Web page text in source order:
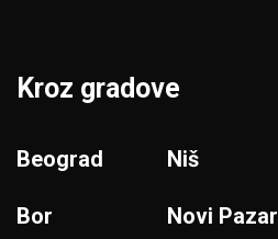
Kroz gradove
Beograd
Bor
Niš
Novi Pazar